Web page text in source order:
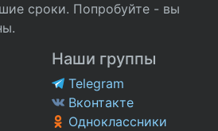
сроки. Попробуйте - вы
Наши группы
Telegram
Вконтакте
Одноклассники